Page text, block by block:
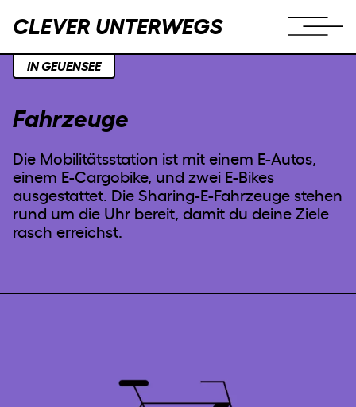
CLEVER UNTERWEGS
IN GEUENSEE
Fahrzeuge
Die Mobilitätsstation ist mit einem E-Autos,
einem E-Cargobike, und zwei E-Bikes
ausgestattet. Die Sharing-E-Fahrzeuge stehen
rund um die Uhr bereit, damit du deine Ziele
rasch erreichst.